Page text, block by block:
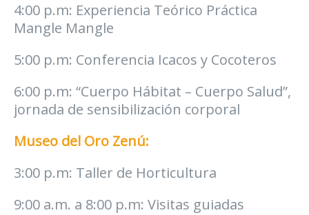
4:00 p.m: Experiencia Teórico Práctica
Mangle Mangle
5:00 p.m: Conferencia Icacos y Cocoteros
6:00 p.m: “Cuerpo Hábitat – Cuerpo Salud”,
jornada de sensibilización corporal
Museo del Oro Zenú:
3:00 p.m: Taller de Horticultura
9:00 a.m. a 8:00 p.m: Visitas guiadas